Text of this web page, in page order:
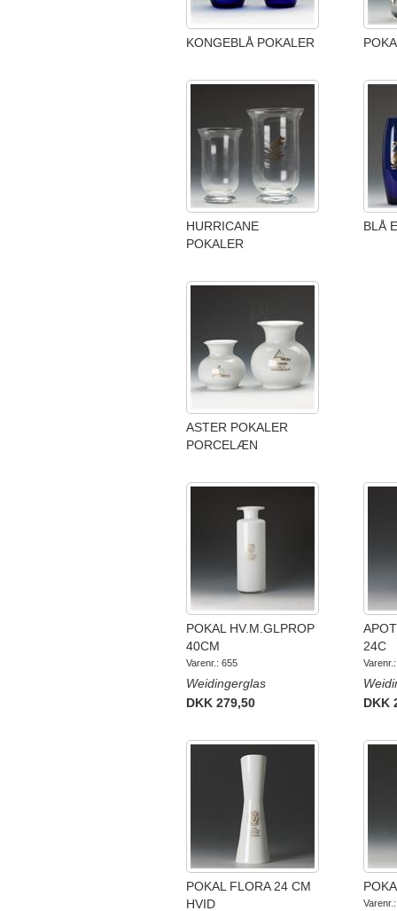
KONGEBLÅ POKALER
HURRICANE
POKALER
BLÅ
ASTER POKALER
PORCELÆN
POKAL HV.M.GLPROP
40CM
Varenr.: 655
Weidingerglas
DKK 279,50
24C
DKK
POKAL FLORA 24 CM
HVID